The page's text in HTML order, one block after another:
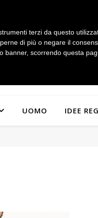
UOMO IDEE
terzi da questo
di più o negare il
banner, scorrendo questa